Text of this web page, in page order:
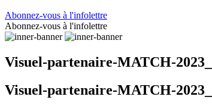
Abonnez-vous à l'infolettre
Abonnez-vous à l'infolettre
Visuel-partenaire-MATCH-
Visuel-partenaire-MATCH-